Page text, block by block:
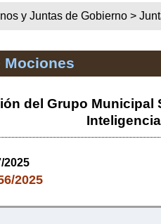
y Juntas de Gobierno >
Mociones
del Grupo Municipal
2025
2025